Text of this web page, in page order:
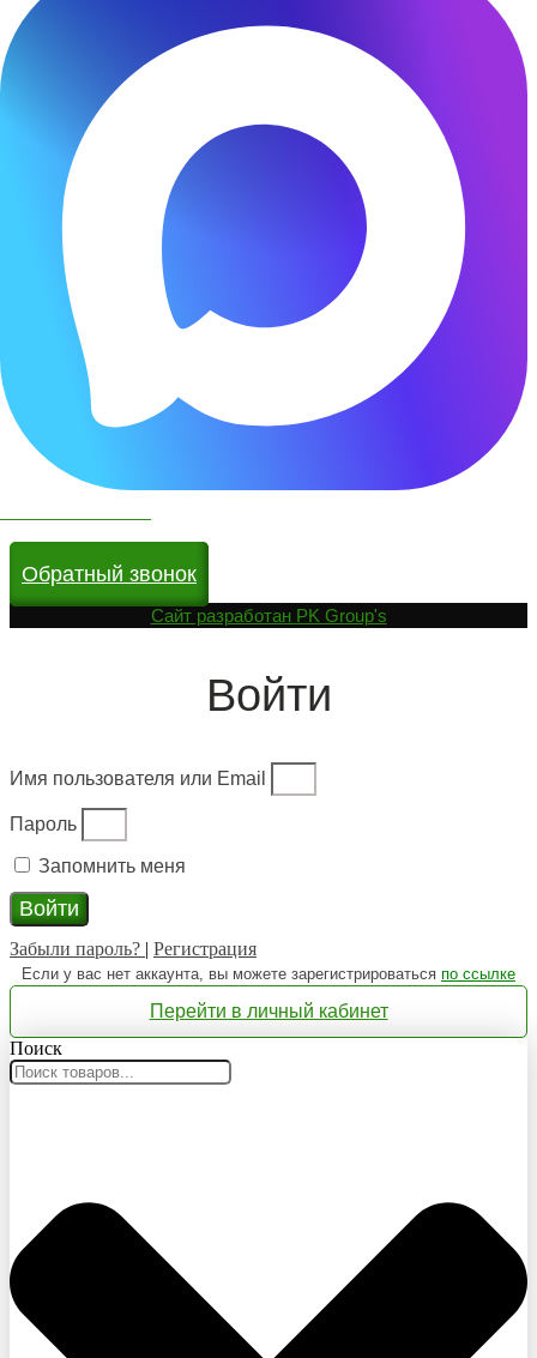
Обратный звонок
Cайт разработан PK Group's
Войти
Имя пользователя или Email
Пароль
Запомнить меня
Войти
Забыли пароль? | Регистрация
Если у вас нет аккаунта, вы можете зарегистрироваться по ссылке
Перейти в личный кабинет
Поиск